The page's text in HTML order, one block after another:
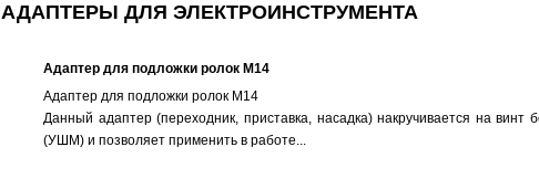
АДАПТЕРЫ ДЛЯ ЭЛЕКТРОИНСТРУМЕНТА
Адаптер для подложки ролок М14
Адаптер для подложки ролок М14
Данный адаптер (переходник, приставка, насадка) накручивается на винт
(УШМ) и позволяет применить в работе...